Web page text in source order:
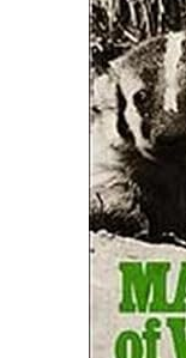
Verkäufer
Verkäufer werden